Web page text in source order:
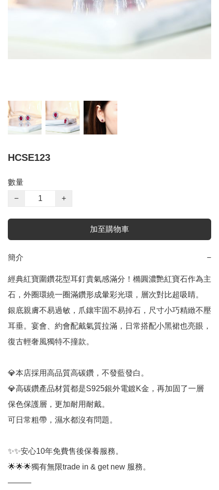
HCSE123
數量
−
+
加至購物車
簡介 −
經典紅寶圍鑽花型耳釘貴氣感滿分！橢圓濃艷紅寶石作為主
石，外圈環繞一圈滿鑽形成暈彩光環，層次對比超吸睛。
銀底親膚不易過敏，爪鑲牢固不易掉石，尺寸小巧精緻不壓
耳垂。宴會、約會配戴氣質拉滿，日常搭配小黑裙也亮眼，
復古輕奢風獨特不撞款。
💎本店採用高品質高碳鑽，不發藍發白。
💎高碳鑽產品材質都是S925銀外電鍍K金，再加固了一層
保色保護層，更加耐用耐戴。
可日常粗帶，濕水都沒有問題。
✨✨安心10年免費售後保養服務。
🌟🌟🌟獨有無限trade in & get new 服務。
———